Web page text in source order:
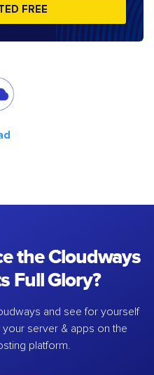
FREE
the Cloudways
Full Glory?
and see for yourself
server & apps on the
platform.